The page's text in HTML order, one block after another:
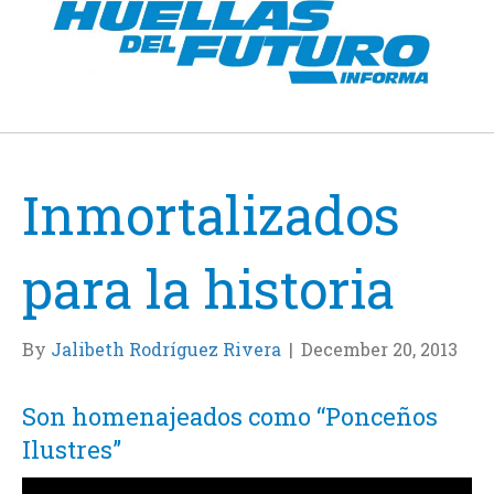
Inmortalizados
para la historia
By Jalibeth Rodríguez Rivera | December 20, 2013
Son homenajeados como “Ponceños
Ilustres”